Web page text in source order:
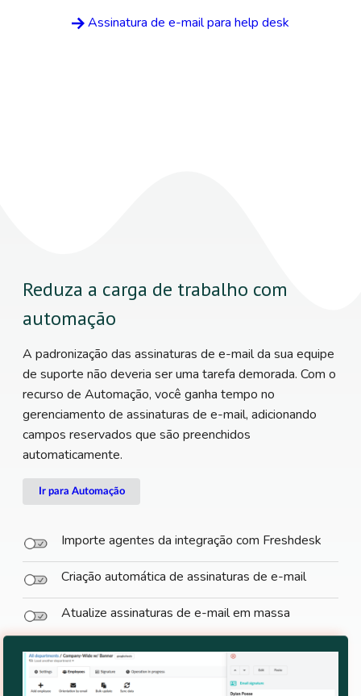
Assinatura de e-mail para help desk
Reduza a carga de trabalho com
automação
A padronização das assinaturas de e-mail da sua equipe
de suporte não deveria ser uma tarefa demorada. Com o
recurso de Automação, você ganha tempo no
gerenciamento de assinaturas de e-mail, adicionando
campos reservados que são preenchidos
automaticamente.
Ir para Automação
Importe agentes da integração com Freshdesk
Criação automática de assinaturas de e-mail
Atualize assinaturas de e-mail em massa